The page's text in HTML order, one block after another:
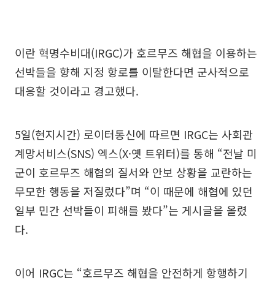
이란 혁명수비대(IRGC)가 호르무즈 해협을 이용하는
선박들을 향해 지정 항로를 이탈한다면 군사적으로
대응할 것이라고 경고했다.
5일(현지시간) 로이터통신에 따르면 IRGC는 사회관
계망서비스(SNS) 엑스(X·옛 트위터)를 통해 “전날 미
군이 호르무즈 해협의 질서와 안보 상황을 교란하는
무모한 행동을 저질렀다”며 “이 때문에 해협에 있던
일부 민간 선박들이 피해를 봤다”는 게시글을 올렸
다.
이어 IRGC는 “호르무즈 해협을 안전하게 항행하기